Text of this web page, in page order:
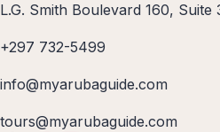
L.G. Smith Boulevard 160, Suite
+297 732-5499
info@myarubaguide.com
tours@myarubaguide.com